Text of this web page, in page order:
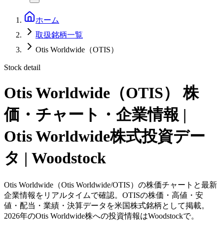
ホーム
取扱銘柄一覧
Otis Worldwide（OTIS）
Stock detail
Otis Worldwide（OTIS）
株
価・チャート・企業情報 |
Otis Worldwide株式投資デー
タ | Woodstock
Otis Worldwide（Otis Worldwide/OTIS）の株価チャートと最新
企業情報をリアルタイムで確認。OTISの株価・高値・安
値・配当・業績・決算データを米国株式銘柄として掲載。
2026年のOtis Worldwide株への投資情報はWoodstockで。